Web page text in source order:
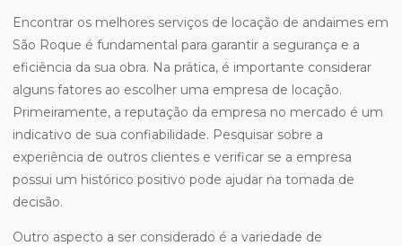
Encontrar os melhores serviços de locação de andaimes em
São Roque é fundamental para garantir a segurança e a
eficiência da sua obra. Na prática, é importante considerar
alguns fatores ao escolher uma empresa de locação.
Primeiramente, a reputação da empresa no mercado é um
indicativo de sua confiabilidade. Pesquisar sobre a
experiência de outros clientes e verificar se a empresa
possui um histórico positivo pode ajudar na tomada de
decisão.
Outro aspecto a ser considerado é a variedade de